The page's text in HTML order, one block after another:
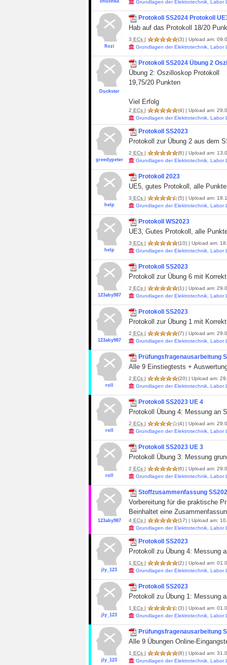
chuchka
Grundlagen der Elektrotechnik, Labor
flozi
Protokoll SS2024 Protokoll
Hab auf das Protokoll 18/20
3 ECs | (3) | Upload am:
Grundlagen der Elektrotechnik, Labor
Duckster
Protokoll SS2024 Übung 2
Übung 2: Oszilloskop Protokoll
19,75/20 Punkten
Viel Erfolg
2 ECs | (4) | Upload am:
Grundlagen der Elektrotechnik, Labor
greedypeter
Protokoll SS2023
Protokoll zur Übung 2 aus dem
2 ECs | (6) | Upload am:
Grundlagen der Elektrotechnik, Labor
help
Protokoll 2023
UE5, gutes Protokoll, alle Punkte
3 ECs | (5) | Upload am:
Grundlagen der Elektrotechnik, Labor
help
Protokoll WS2023
UE3, Gutes Protokoll, alle
3 ECs | (10) | Upload am:
Grundlagen der Elektrotechnik, Labor
123aby987
Protokoll SS2023
Protokoll zur Übung 6 mit
2 ECs | (1) | Upload am:
Grundlagen der Elektrotechnik, Labor
123aby987
Protokoll SS2023
Protokoll zur Übung 1 mit
2 ECs | (7) | Upload am:
Grundlagen der Elektrotechnik, Labor
roll
Prüfungsfragenausarbeitung
Alle 9 Einstiegtests +
2 ECs | (20) | Upload am:
Grundlagen der Elektrotechnik, Labor
roll
Protokoll SS2023 UE 4
Protokoll Übung 4: Messung an
2 ECs | (4) | Upload am:
Grundlagen der Elektrotechnik, Labor
roll
Protokoll SS2023 UE 3
Protokoll Übung 3: Messung
2 ECs | (6) | Upload am:
Grundlagen der Elektrotechnik, Labor
123aby987
Stoffzusammenfassung
Vorbereitung für die praktische
Beinhaltet eine
4 ECs | (17) | Upload am:
Grundlagen der Elektrotechnik, Labor
jly_123
Protokoll SS2023
Protokoll zu Übung 4: Messung
1 ECs | (2) | Upload am:
Grundlagen der Elektrotechnik, Labor
jly_123
Protokoll SS2023
Protokoll zu Übung 1: Messung
1 ECs | (3) | Upload am:
Grundlagen der Elektrotechnik, Labor
jly_123
Prüfungsfragenausarbeitung
Alle 9 Übungen Online-
1 ECs | (8) | Upload am:
Grundlagen der Elektrotechnik, Labor